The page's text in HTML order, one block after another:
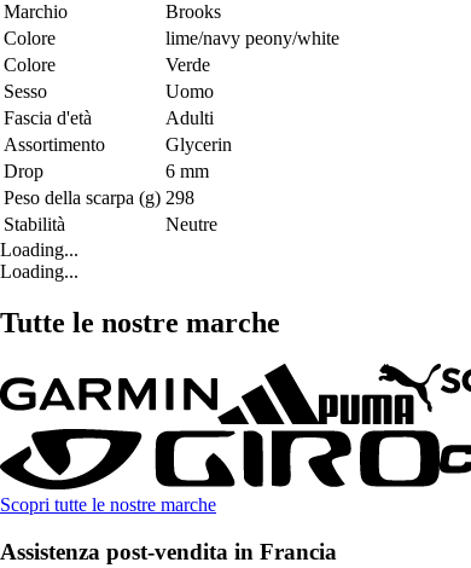
Marchio
Brooks
Colore
lime/navy peony/white
Colore
Verde
Sesso
Uomo
Fascia d'età
Adulti
Assortimento
Glycerin
Drop
6 mm
Peso della scarpa (g) 298
Stabilità
Neutre
Loading...
Loading...
Tutte le nostre marche
Scopri tutte le nostre marche
Assistenza post-vendita in Francia